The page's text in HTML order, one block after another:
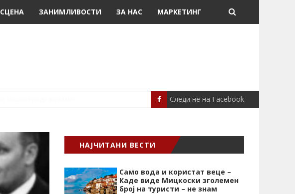
СЦЕНА ЗАНИМЛИВОСТИ ЗА НАС МАРКЕТИНГ
СЦЕНА „СРЦЕВИОТ УДАР Е
Следи не на Facebook
НАЈЧИТАНИ ВЕСТИ
Само вода и користат веце –
Каде виде Мицкоски зголемен
број на туристи – не знам